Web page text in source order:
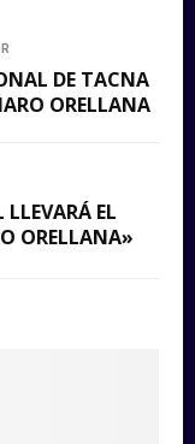
DE TACNA
ORELLANA
EL
ORELLANA»